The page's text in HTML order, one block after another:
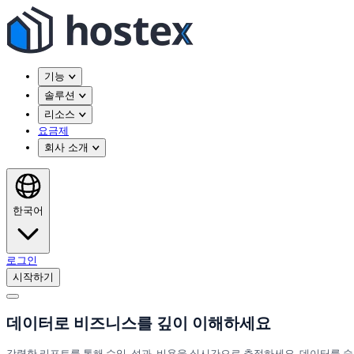
기능
솔루션
리소스
요금제
회사 소개
한국어
로그인
시작하기
데이터로 비즈니스를 깊이 이해하세요